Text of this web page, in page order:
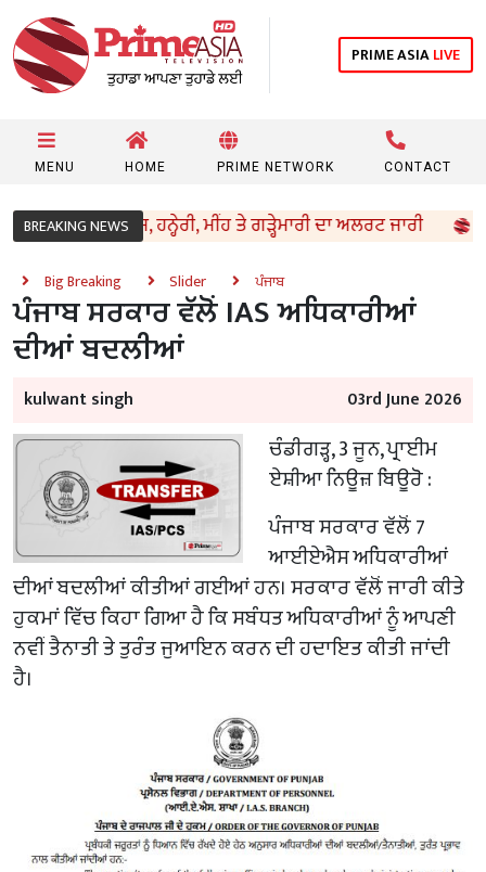
PRIME ASIALIVE
MENU HOME PRIME NETWORK CONTACT
BREAKING NEWS
ਮਿਜ਼ਾਜ, ਹਨ੍ਹੇਰੀ, ਮੀਂਹ ਤੇ ਗੜ੍ਹੇਮਾਰੀ ਦਾ ਅਲਰਟ ਜਾਰੀ
Big Breaking Slider ਪੰਜਾਬ
ਪੰਜਾਬ ਸਰਕਾਰ ਵੱਲੋਂ IAS ਅਧਿਕਾਰੀਆਂ
ਦੀਆਂ ਬਦਲੀਆਂ
kulwant singh 03rd June 2026
ਚੰਡੀਗੜ੍ਹ, 3 ਜੂਨ, ਪ੍ਰਾਈਮ
ਏਸ਼ੀਆ ਨਿਊਜ਼ ਬਿਊਰੋ :
ਪੰਜਾਬ ਸਰਕਾਰ ਵੱਲੋਂ 7
ਆਈਏਐਸ ਅਧਿਕਾਰੀਆਂ
ਦੀਆਂ ਬਦਲੀਆਂ ਕੀਤੀਆਂ ਗਈਆਂ ਹਨ। ਸਰਕਾਰ ਵੱਲੋਂ ਜਾਰੀ ਕੀਤੇ
ਹੁਕਮਾਂ ਵਿੱਚ ਕਿਹਾ ਗਿਆ ਹੈ ਕਿ ਸਬੰਧਤ ਅਧਿਕਾਰੀਆਂ ਨੂੰ ਆਪਣੀ
ਨਵੀਂ ਤੈਨਾਤੀ ਤੇ ਤੁਰੰਤ ਜੁਆਇਨ ਕਰਨ ਦੀ ਹਦਾਇਤ ਕੀਤੀ ਜਾਂਦੀ
ਹੈ।